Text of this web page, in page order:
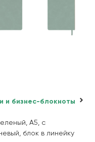
и бизнес-блокноты
А5, с
блок в линейку